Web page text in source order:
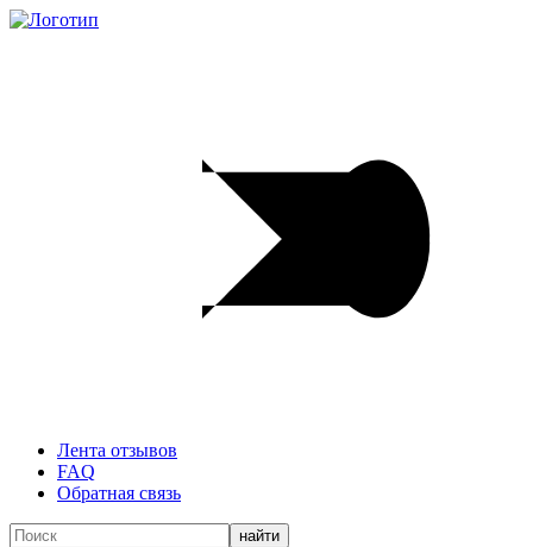
Лента отзывов
FAQ
Обратная связь